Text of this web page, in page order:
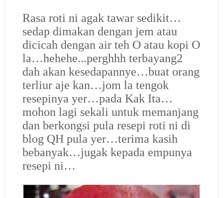
Rasa roti ni agak tawar sedikit…
sedap dimakan dengan jem atau
dicicah dengan air teh O atau kopi O
la…hehehe...perghhh terbayang2
dah akan kesedapannye…buat orang
terliur aje kan…jom la tengok
resepinya yer…pada Kak Ita…
mohon lagi sekali untuk memanjang
dan berkongsi pula resepi roti ni di
blog QH pula yer…terima kasih
bebanyak…jugak kepada empunya
resepi ni…